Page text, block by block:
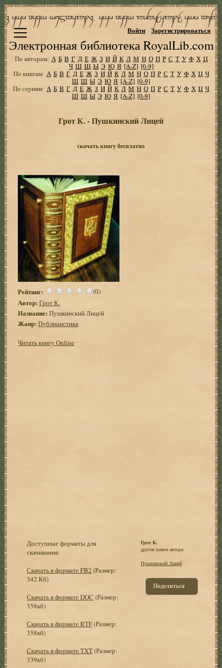
Электронная библиотека RoyalLib.com
Войти Зарегистрироваться
По авторам: А Б В Г Д Е Ж З И Й К Л М Н О П Р С Т У Ф Х Ц
Ч Ш Щ Ы Э Ю Я [A-Z] [0-9]
По книгам: А Б В Г Д Е Ж З И Й К Л М Н О П Р С Т У Ф Х Ц Ч
Ш Щ Ы Э Ю Я [A-Z] [0-9]
По сериям: А Б В Г Д Е Ж З И Й К Л М Н О П Р С Т У Ф Х Ц Ч
Ш Щ Ы Э Ю Я [A-Z] [0-9]
Грот К. - Пушкинский Лицей
скачать книгу бесплатно
Рейтинг: (0)
Автор: Грот К.
Название: Пушкинский Лицей
Жанр: Публицистика
Читать книгу Online
Доступные форматы для
скачивания:
Скачать в формате FB2 (Размер:
342 Кб)
Скачать в формате DOC (Размер:
358кб)
Скачать в формате RTF(Размер:
358кб)
Скачать в формате TXT(Размер:
339кб)
Грот К.
другие книги автора:
Пушкинский Лицей
Поделиться